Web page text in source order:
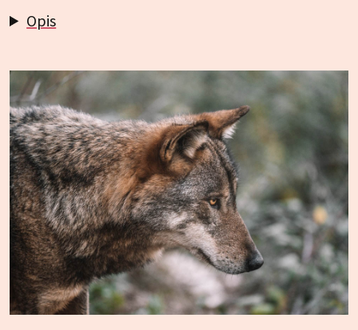
Opis